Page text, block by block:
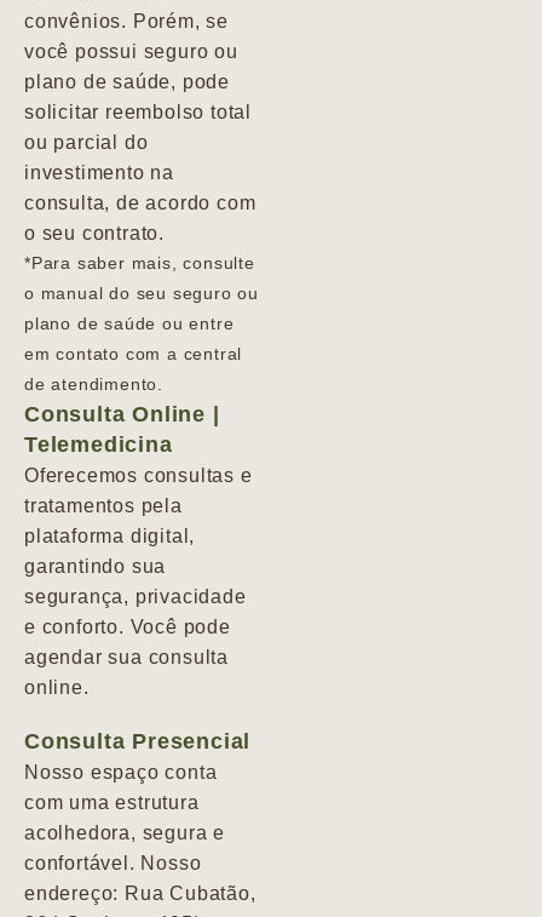
convênios. Porém, se
você possui seguro ou
plano de saúde, pode
solicitar reembolso total
ou parcial do
investimento na
consulta, de acordo com
o seu contrato.
*Para saber mais, consulte
o manual do seu seguro ou
plano de saúde ou entre
em contato com a central
de atendimento.
Consulta Online |
Telemedicina
Oferecemos consultas e
tratamentos pela
plataforma digital,
garantindo sua
segurança, privacidade
e conforto. Você pode
agendar sua consulta
online.
Consulta Presencial
Nosso espaço conta
com uma estrutura
acolhedora, segura e
confortável. Nosso
endereço: Rua Cubatão,